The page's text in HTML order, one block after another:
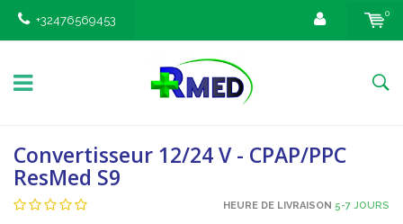
+32476569453
0
Convertisseur 12/24 V - CPAP/PPC
ResMed S9
HEURE DE LIVRAISON 5-7 JOURS